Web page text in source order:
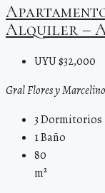
Alquiler –
UYU $32,000
Gral Flores y Marcelino
3Dormitorios
1Baño
80
m²